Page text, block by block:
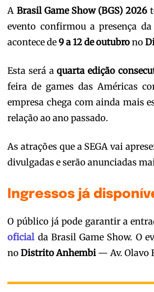
A Brasil Game Show (BGS) 2026
evento confirmou a presença
acontece de9 a 12 de outubrono
Esta será aquarta edição
feira de games das Américas
empresa chega com ainda mais
relação ao ano passado.
As atrações que a SEGA vai
divulgadas e serão anunciadas
Ingressos já
O público já pode garantir a
oficial da Brasil Game Show. O
noDistrito Anhembi— Av. Olavo